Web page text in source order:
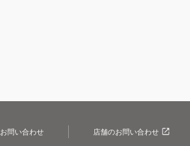
お問い合わせ 店舗のお問い合わせ